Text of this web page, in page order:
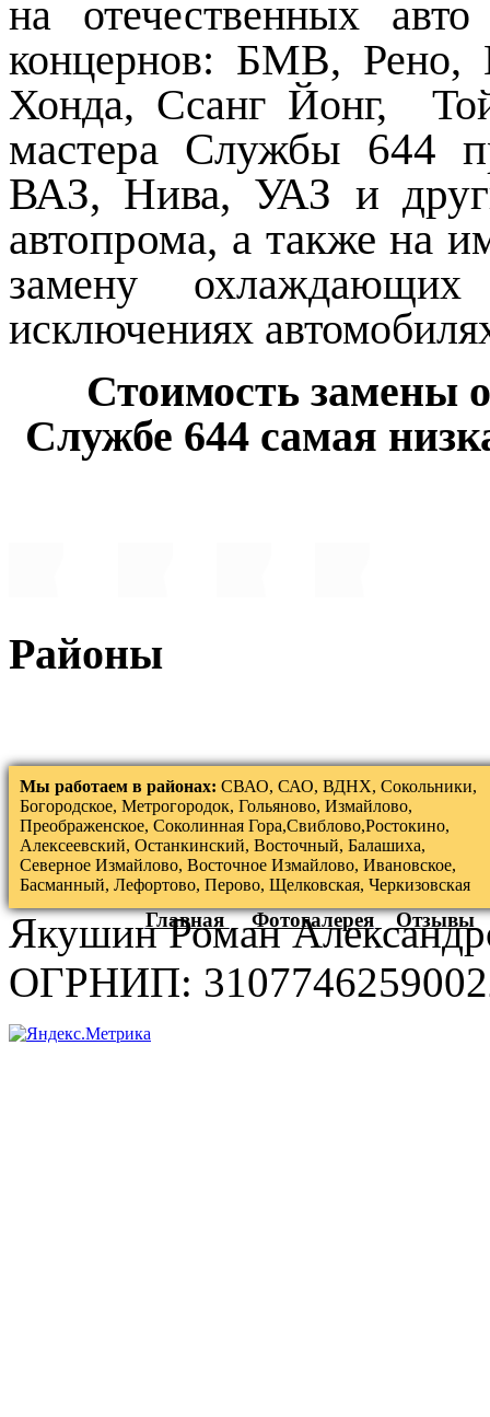
на отечественных
концернов: БМВ, Рено,
Хонда, Ссанг Йонг,
мастера Службы 644
ВАЗ, Нива, УАЗ и
автопрома, а также на
замену
исключениях
Стоимость замены
Службе 644 самая
Районы
Мы работаем в районах: СВАО, САО, ВДНХ, Сокольники,
Богородское, Метрогородок, Гольяново, Измайлово,
Преображенское, Соколинная Гора,Свиблово,Ростокино,
Алексеевский, Останкинский, Восточный, Балашиха,
Северное Измайлово, Восточное Измайлово, Ивановское,
Басманный, Лефортово, Перово, Щелковская, Черкизовская
Главная Фотогалерея Отзывы
Якушин Роман
ОГРНИП: